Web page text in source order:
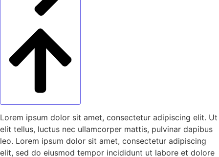
Lorem ipsum dolor sit amet, consectetur adipiscing elit. Ut
elit tellus, luctus nec ullamcorper mattis, pulvinar dapibus
leo. Lorem ipsum dolor sit amet, consectetur adipiscing
elit, sed do eiusmod tempor incididunt ut labore et dolore